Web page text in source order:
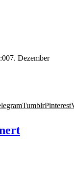
7. Dezember
TumblrPinterest